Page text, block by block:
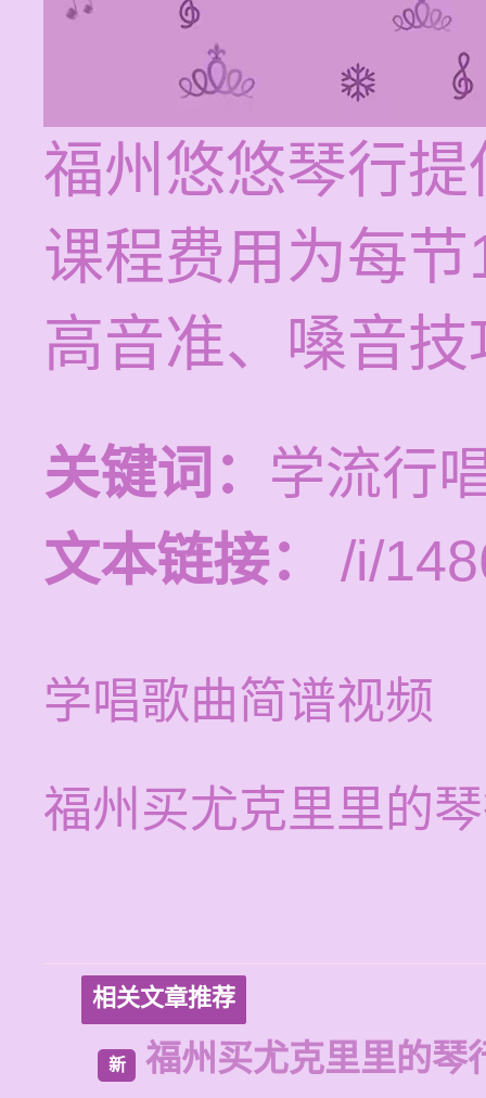
福州悠悠琴行
课程费用为每
高音准、嗓音
关键词： 学流行
文本链接：
/i/
学唱歌曲简谱视频
福州买尤克里里的
相关文章推荐
新 福州买尤克里里的琴